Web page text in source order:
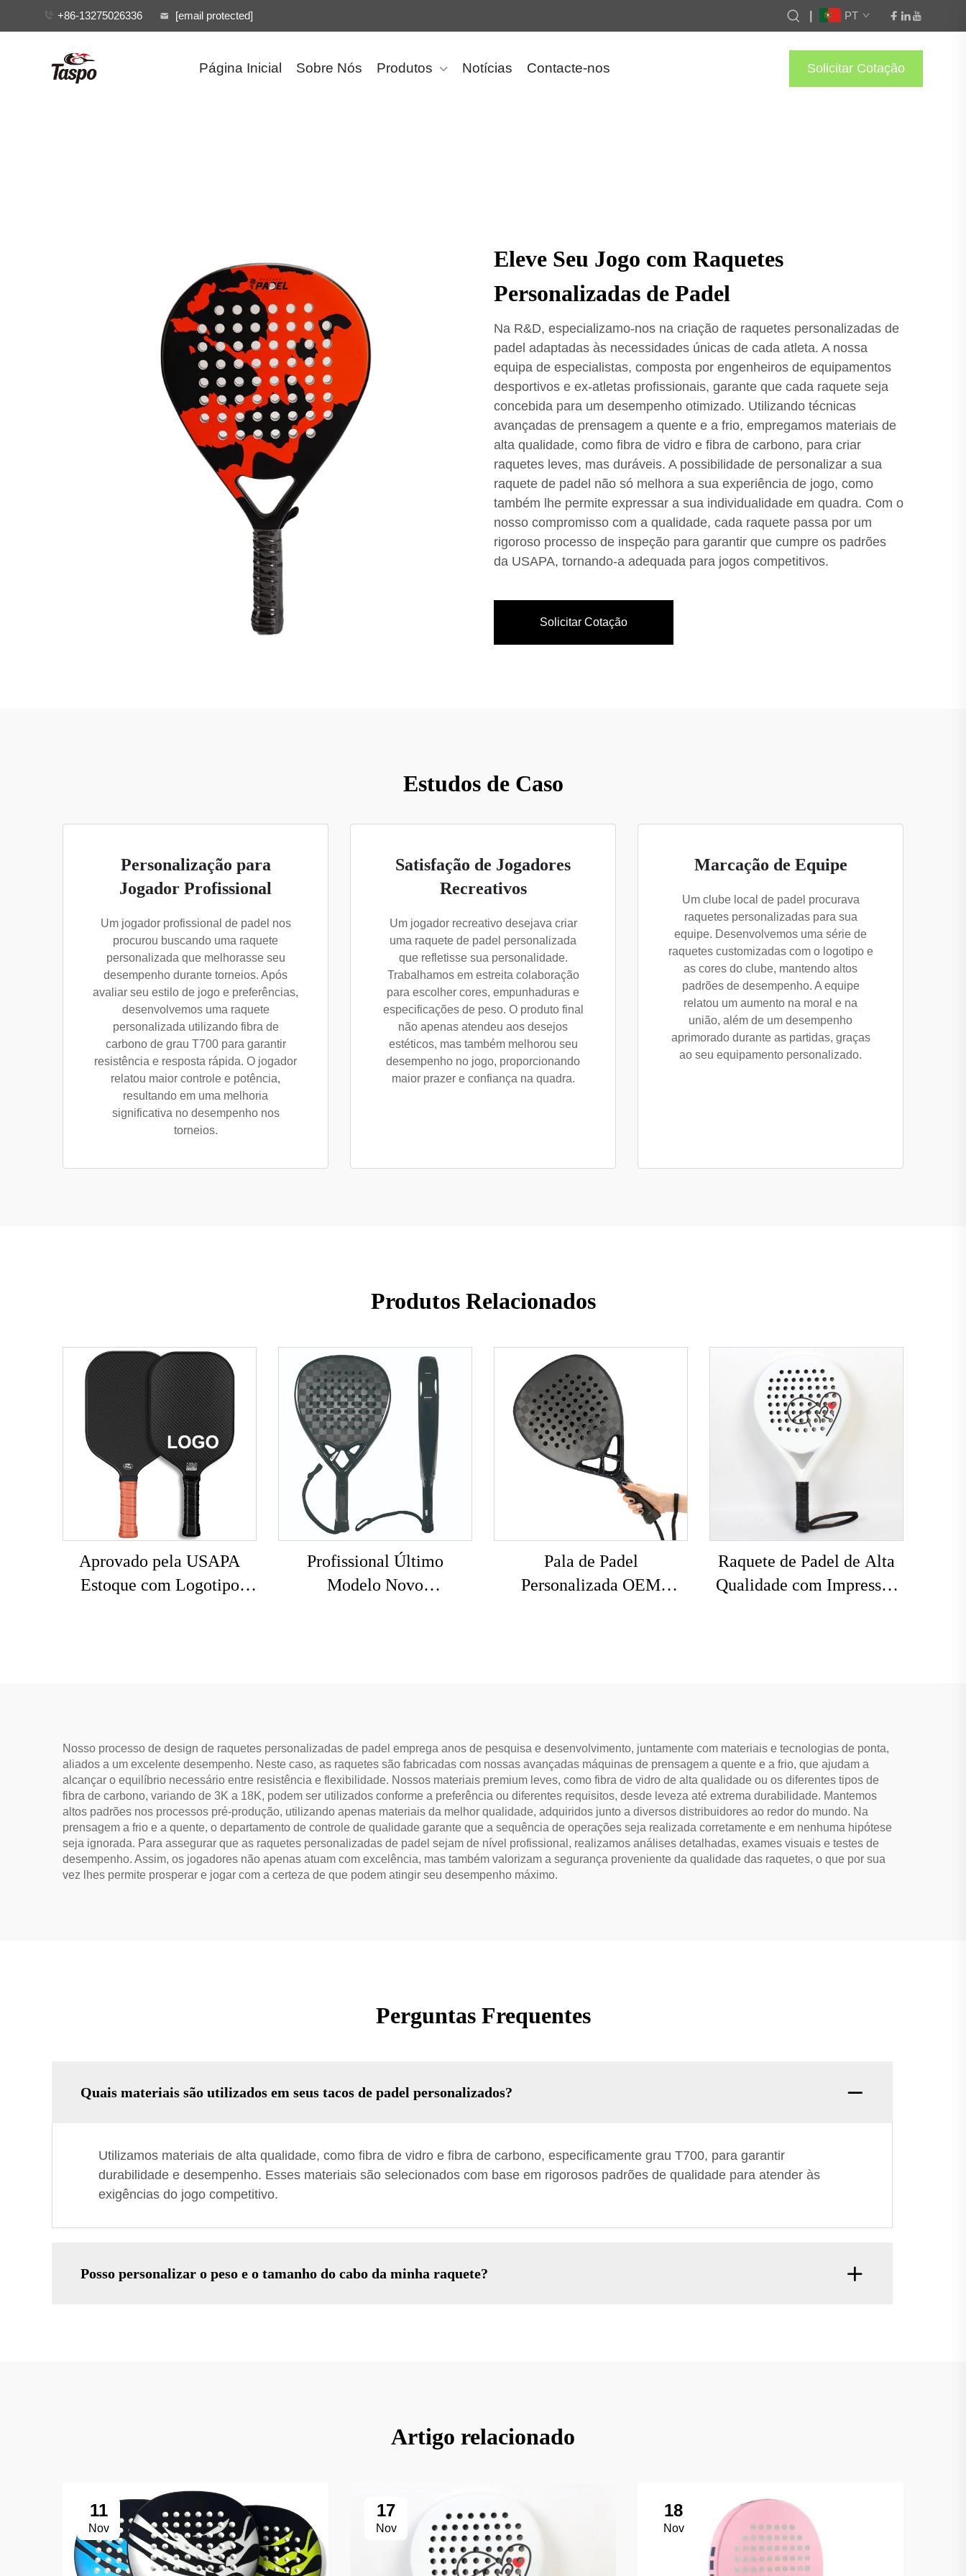
+86-13275026336 [email protected] PT
Página Inicial Sobre Nós Produtos Notícias Contacte-nos Solicitar Cotação
Eleve Seu Jogo com Raquetes
Personalizadas de Padel
Na R&D, especializamo-nos na criação de raquetes personalizadas de
padel adaptadas às necessidades únicas de cada atleta. A nossa
equipa de especialistas, composta por engenheiros de equipamentos
desportivos e ex-atletas profissionais, garante que cada raquete seja
concebida para um desempenho otimizado. Utilizando técnicas
avançadas de prensagem a quente e a frio, empregamos materiais de
alta qualidade, como fibra de vidro e fibra de carbono, para criar
raquetes leves, mas duráveis. A possibilidade de personalizar a sua
raquete de padel não só melhora a sua experiência de jogo, como
também lhe permite expressar a sua individualidade em quadra. Com o
nosso compromisso com a qualidade, cada raquete passa por um
rigoroso processo de inspeção para garantir que cumpre os padrões
da USAPA, tornando-a adequada para jogos competitivos.
Solicitar Cotação
Estudos de Caso
Personalização para
Jogador Profissional
Um jogador profissional de padel nos
procurou buscando uma raquete
personalizada que melhorasse seu
desempenho durante torneios. Após
avaliar seu estilo de jogo e preferências,
desenvolvemos uma raquete
personalizada utilizando fibra de
carbono de grau T700 para garantir
resistência e resposta rápida. O jogador
relatou maior controle e potência,
resultando em uma melhoria
significativa no desempenho nos
torneios.
Satisfação de Jogadores
Recreativos
Um jogador recreativo desejava criar
uma raquete de padel personalizada
que refletisse sua personalidade.
Trabalhamos em estreita colaboração
para escolher cores, empunhaduras e
especificações de peso. O produto final
não apenas atendeu aos desejos
estéticos, mas também melhorou seu
desempenho no jogo, proporcionando
maior prazer e confiança na quadra.
Marcação de Equipe
Um clube local de padel procurava
raquetes personalizadas para sua
equipe. Desenvolvemos uma série de
raquetes customizadas com o logotipo e
as cores do clube, mantendo altos
padrões de desempenho. A equipe
relatou um aumento na moral e na
união, além de um desempenho
aprimorado durante as partidas, graças
ao seu equipamento personalizado.
Produtos Relacionados
Aprovado pela USAPA
Estoque com Logotipo
Profissional Último
Modelo Novo
Pala de Padel
Personalizada OEM
Raquete de Padel de Alta
Qualidade com Impressão
Nosso processo de design de raquetes personalizadas de padel emprega anos de pesquisa e desenvolvimento, juntamente com materiais e tecnologias de ponta,
aliados a um excelente desempenho. Neste caso, as raquetes são fabricadas com nossas avançadas máquinas de prensagem a quente e a frio, que ajudam a
alcançar o equilíbrio necessário entre resistência e flexibilidade. Nossos materiais premium leves, como fibra de vidro de alta qualidade ou os diferentes tipos de
fibra de carbono, variando de 3K a 18K, podem ser utilizados conforme a preferência ou diferentes requisitos, desde leveza até extrema durabilidade. Mantemos
altos padrões nos processos pré-produção, utilizando apenas materiais da melhor qualidade, adquiridos junto a diversos distribuidores ao redor do mundo. Na
prensagem a frio e a quente, o departamento de controle de qualidade garante que a sequência de operações seja realizada corretamente e em nenhuma hipótese
seja ignorada. Para assegurar que as raquetes personalizadas de padel sejam de nível profissional, realizamos análises detalhadas, exames visuais e testes de
desempenho. Assim, os jogadores não apenas atuam com excelência, mas também valorizam a segurança proveniente da qualidade das raquetes, o que por sua
vez lhes permite prosperar e jogar com a certeza de que podem atingir seu desempenho máximo.
Perguntas Frequentes
Quais materiais são utilizados em seus tacos de padel personalizados?
Utilizamos materiais de alta qualidade, como fibra de vidro e fibra de carbono, especificamente grau T700, para garantir
durabilidade e desempenho. Esses materiais são selecionados com base em rigorosos padrões de qualidade para atender às
exigências do jogo competitivo.
Posso personalizar o peso e o tamanho do cabo da minha raquete?
Artigo relacionado
11
Nov
17
Nov
18
Nov